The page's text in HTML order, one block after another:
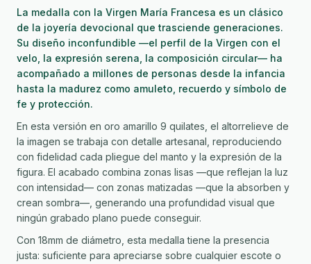
La medalla con la Virgen María Francesa es un clásico
de la joyería devocional que trasciende generaciones.
Su diseño inconfundible —el perfil de la Virgen con el
velo, la expresión serena, la composición circular— ha
acompañado a millones de personas desde la infancia
hasta la madurez como amuleto, recuerdo y símbolo de
fe y protección.
En esta versión en oro amarillo 9 quilates, el altorrelieve de
la imagen se trabaja con detalle artesanal, reproduciendo
con fidelidad cada pliegue del manto y la expresión de la
figura. El acabado combina zonas lisas —que reflejan la luz
con intensidad— con zonas matizadas —que la absorben y
crean sombra—, generando una profundidad visual que
ningún grabado plano puede conseguir.
Con 18mm de diámetro, esta medalla tiene la presencia
justa: suficiente para apreciarse sobre cualquier escote o